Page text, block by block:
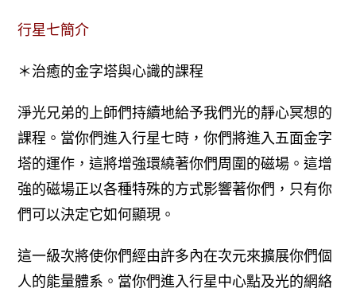
行星七簡介
＊治癒的金字塔與心識的課程
淨光兄弟的上師們持續地給予我們光的靜心冥想的
課程。當你們進入行星七時，你們將進入五面金字
塔的運作，這將增強環繞著你們周圍的磁場。這增
強的磁場正以各種特殊的方式影響著你們，只有你
們可以決定它如何顯現。
這一級次將使你們經由許多內在次元來擴展你們個
人的能量體系。當你們進入行星中心點及光的網絡